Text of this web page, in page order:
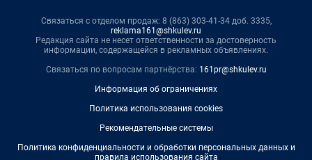
Связаться с отделом продаж: 8 (863) 303-41-34 доб. 3335,
reklama161@shkulev.ru
Редакция сайта не несет ответственности за достоверность
информации, содержащейся в рекламных объявлениях.
Связаться по вопросам партнёрства: 161pr@shkulev.ru
Информация об ограничениях
Политика использования cookies
Рекомендательные системы
Политика конфиденциальности и обработки персональных данных и
правила использования сайта